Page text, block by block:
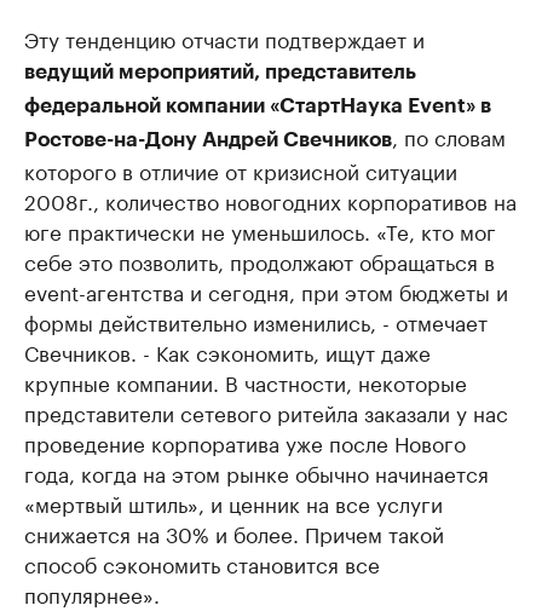
Эту тенденцию отчасти подтверждает и
ведущий мероприятий, представитель
федеральной компании «СтартНаука Event» в
Ростове-на-Дону Андрей Свечников, по словам
которого в отличие от кризисной ситуации
2008г., количество новогодних корпоративов на
юге практически не уменьшилось. «Те, кто мог
себе это позволить, продолжают обращаться в
event-агентства и сегодня, при этом бюджеты и
формы действительно изменились, - отмечает
Свечников. - Как сэкономить, ищут даже
крупные компании. В частности, некоторые
представители сетевого ритейла заказали у нас
проведение корпоратива уже после Нового
года, когда на этом рынке обычно начинается
«мертвый штиль», и ценник на все услуги
снижается на 30% и более. Причем такой
способ сэкономить становится все
популярнее».